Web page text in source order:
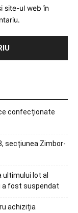
site-ul web în
confecționate
secțiunea Zimbor-
lot al
a fost suspendat
achiziția